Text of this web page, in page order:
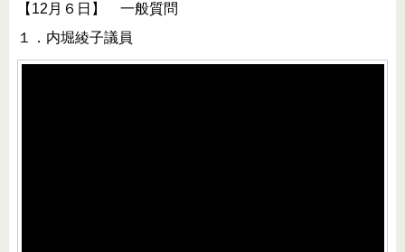
【12月６日】 一般質問
１．内堀綾子議員